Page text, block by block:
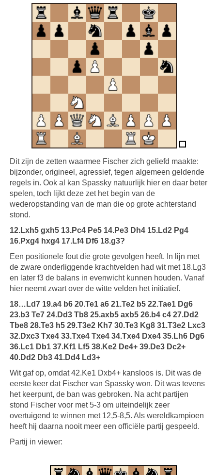
Dit zijn de zetten waarmee Fischer zich geliefd maakte:
bijzonder, origineel, agressief, tegen algemeen geldende
regels in. Ook al kan Spassky natuurlijk hier en daar beter
spelen, toch lijkt deze zet het begin van de
wederopstanding van de man die op grote achterstand
stond.
12.Lxh5 gxh5 13.Pc4 Pe5 14.Pe3 Dh4 15.Ld2 Pg4
16.Pxg4 hxg4 17.Lf4 Df6 18.g3?
Een positionele fout die grote gevolgen heeft. In lijn met
de zware onderliggende krachtvelden had wit met 18.Lg3
en later f3 de balans in evenwicht kunnen houden. Vanaf
hier neemt zwart over de witte velden het initiatief.
18…Ld7 19.a4 b6 20.Te1 a6 21.Te2 b5 22.Tae1 Dg6
23.b3 Te7 24.Dd3 Tb8 25.axb5 axb5 26.b4 c4 27.Dd2
Tbe8 28.Te3 h5 29.T3e2 Kh7 30.Te3 Kg8 31.T3e2 Lxc3
32.Dxc3 Txe4 33.Txe4 Txe4 34.Txe4 Dxe4 35.Lh6 Dg6
36.Lc1 Db1 37.Kf1 Lf5 38.Ke2 De4+ 39.De3 Dc2+
40.Dd2 Db3 41.Dd4 Ld3+
Wit gaf op, omdat 42.Ke1 Dxb4+ kansloos is. Dit was de
eerste keer dat Fischer van Spassky won. Dit was tevens
het keerpunt, de ban was gebroken. Na acht partijen
stond Fischer voor met 5-3 om uiteindelijk zeer
overtuigend te winnen met 12,5-8,5. Als wereldkampioen
heeft hij daarna nooit meer een officiële partij gespeeld.
Partij in viewer: